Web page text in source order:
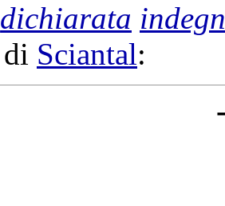
dichiarata
di Sciantal: